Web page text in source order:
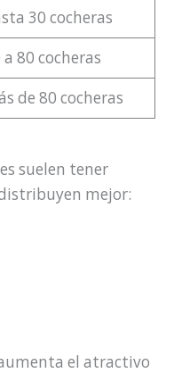
30 cocheras
a 80 cocheras
de 80 cocheras
suelen tener
mejor:
el atractivo